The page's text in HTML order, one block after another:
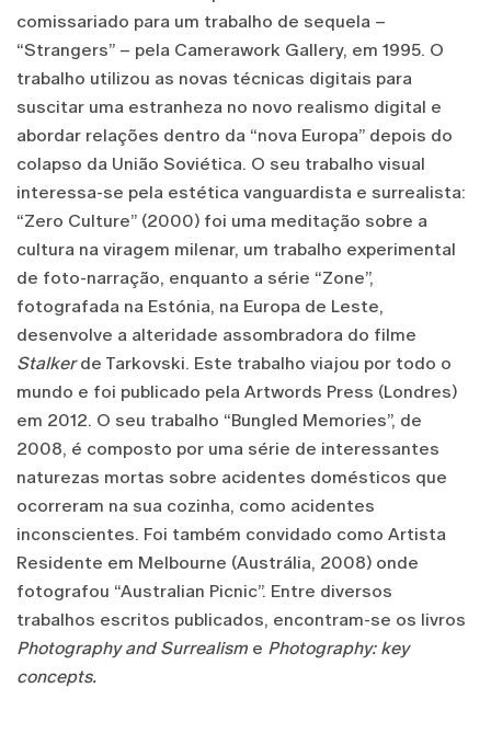
comissariado para um trabalho de sequela –
“Strangers” – pela Camerawork Gallery, em 1995. O
trabalho utilizou as novas técnicas digitais para
suscitar uma estranheza no novo realismo digital e
abordar relações dentro da “nova Europa” depois do
colapso da União Soviética. O seu trabalho visual
interessa-se pela estética vanguardista e surrealista:
“Zero Culture” (2000) foi uma meditação sobre a
cultura na viragem milenar, um trabalho experimental
de foto-narração, enquanto a série “Zone”,
fotografada na Estónia, na Europa de Leste,
desenvolve a alteridade assombradora do filme
Stalkerde Tarkovski. Este trabalho viajou por todo o
mundo e foi publicado pela Artwords Press (Londres)
em 2012. O seu trabalho “Bungled Memories”, de
2008, é composto por uma série de interessantes
naturezas mortas sobre acidentes domésticos que
ocorreram na sua cozinha, como acidentes
inconscientes. Foi também convidado como Artista
Residente em Melbourne (Austrália, 2008) onde
fotografou “Australian Picnic”. Entre diversos
trabalhos escritos publicados, encontram-se os livros
Photography and Surrealism e Photography: key
concepts.